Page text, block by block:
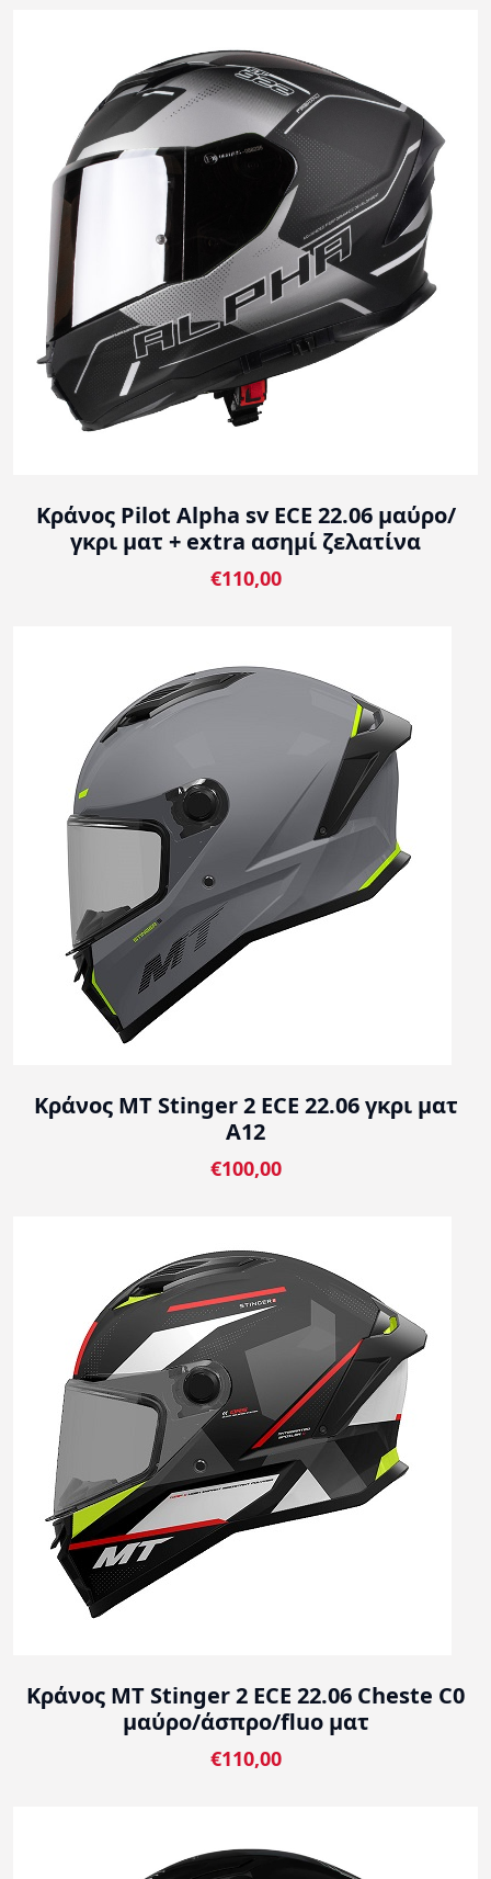
Κράνος Pilot Alpha sv ECE 22.06 μαύρο/
γκρι ματ + extra ασημί ζελατίνα
€110,00
Κράνος MT Stinger 2 ECE 22.06 γκρι ματ
A12
€100,00
Κράνος MT Stinger 2 ECE 22.06 Cheste C0
μαύρο/άσπρο/fluo ματ
€110,00